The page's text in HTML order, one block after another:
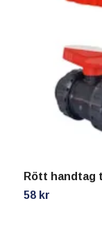
Rött handtag
58 kr